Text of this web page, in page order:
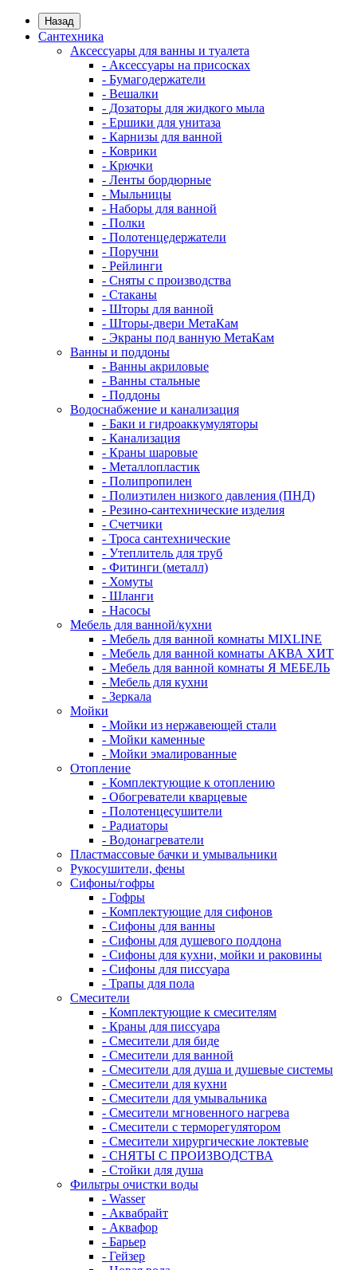
Назад
Сантехника
Аксессуары для ванны и туалета
- Аксессуары на присосках
- Бумагодержатели
- Вешалки
- Дозаторы для жидкого мыла
- Ершики для унитаза
- Карнизы для ванной
- Коврики
- Крючки
- Ленты бордюрные
- Мыльницы
- Наборы для ванной
- Полки
- Полотенцедержатели
- Поручни
- Рейлинги
- Сняты с производства
- Стаканы
- Шторы для ванной
- Шторы-двери МетаКам
- Экраны под ванную МетаКам
Ванны и поддоны
- Ванны акриловые
- Ванны стальные
- Поддоны
Водоснабжение и канализация
- Баки и гидроаккумуляторы
- Канализация
- Краны шаровые
- Металлопластик
- Полипропилен
- Полиэтилен низкого давления (ПНД)
- Резино-сантехнические изделия
- Счетчики
- Троса сантехнические
- Утеплитель для труб
- Фитинги (металл)
- Хомуты
- Шланги
- Насосы
Мебель для ванной/кухни
- Мебель для ванной комнаты MIXLINE
- Мебель для ванной комнаты АКВА ХИТ
- Мебель для ванной комнаты Я МЕБЕЛЬ
- Мебель для кухни
- Зеркала
Мойки
- Мойки из нержавеющей стали
- Мойки каменные
- Мойки эмалированные
Отопление
- Комплектующие к отоплению
- Обогреватели кварцевые
- Полотенцесушители
- Радиаторы
- Водонагреватели
Пластмассовые бачки и умывальники
Рукосушители, фены
Сифоны/гофры
- Гофры
- Комплектующие для сифонов
- Сифоны для ванны
- Сифоны для душевого поддона
- Сифоны для кухни, мойки и раковины
- Сифоны для писсуара
- Трапы для пола
Смесители
- Комплектующие к смесителям
- Краны для писсуара
- Смесители для биде
- Смесители для ванной
- Смесители для душа и душевые системы
- Смесители для кухни
- Смесители для умывальника
- Смесители мгновенного нагрева
- Смесители с терморегулятором
- Смесители хирургические локтевые
- СНЯТЫ С ПРОИЗВОДСТВА
- Стойки для душа
Фильтры очистки воды
- Wasser
- Аквабрайт
- Аквафор
- Барьер
- Гейзер